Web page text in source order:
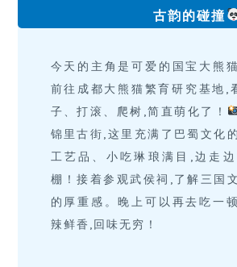
古韵的碰撞
今天的主角是可爱的国宝大熊猫
前往成都大熊猫繁育研究基地,
子、打滚、爬树,简直萌化了！
锦里古街,这里充满了巴蜀文化
工艺品、小吃琳琅满目,边走
棚！接着参观武侯祠,了解三国
的厚重感。晚上可以再去吃一
辣鲜香,回味无穷！